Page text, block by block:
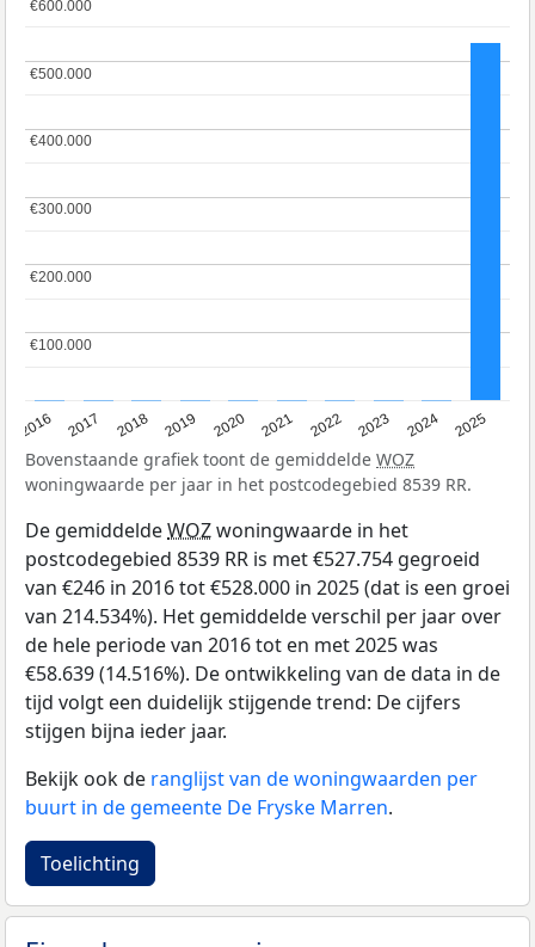
2016 2017 2018 2019 2020 2021 2022 2023 2024 2025
€100.000
€100.000
€200.000
€200.000
€300.000
€300.000
€400.000
€400.000
€500.000
€500.000
€600.000
€600.000
Bovenstaande grafiek toont de gemiddelde WOZ
woningwaarde per jaar in het postcodegebied 8539 RR.
De gemiddeldeWOZwoningwaarde in het
postcodegebied 8539 RR is met €527.754 gegroeid
van €246 in 2016 tot €528.000 in 2025 (dat is een groei
van 214.534%). Het gemiddelde verschil per jaar over
de hele periode van 2016 tot en met 2025 was
€58.639 (14.516%). De ontwikkeling van de data in de
tijd volgt een duidelijk stijgende trend: De cijfers
stijgen bijna ieder jaar.
Bekijk ook de ranglijst van de woningwaarden per
buurt in de gemeente De Fryske Marren.
Toelichting